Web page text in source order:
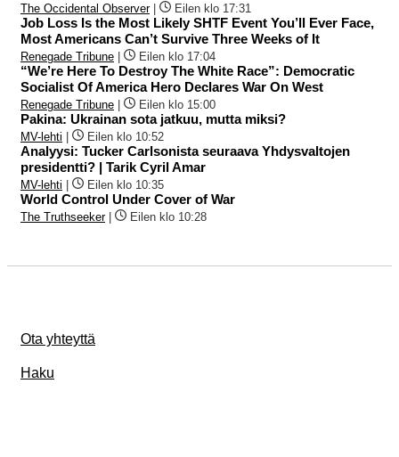
The Occidental Observer| Eilen klo 17:31
Job Loss Is the Most Likely SHTF Event You’ll Ever Face,
Most Americans Can’t Survive Three Weeks of It
Renegade Tribune | Eilen klo 17:04
“We’re Here To Destroy The White Race”: Democratic
Socialist Of America Hero Declares War On West
Renegade Tribune | Eilen klo 15:00
Pakina: Ukrainan sota jatkuu, mutta miksi?
MV-lehti | Eilen klo 10:52
Analyysi: Tucker Carlsonista seuraava Yhdysvaltojen
presidentti? | Tarik Cyril Amar
MV-lehti | Eilen klo 10:35
World Control Under Cover of War
The Truthseeker| Eilen klo 10:28
Ota yhteyttä
Haku